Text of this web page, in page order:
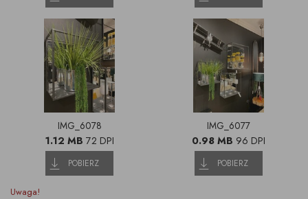
IMG_6078
1.12 MB 72 DPI
POBIERZ
IMG_6077
0.98 MB 96 DPI
POBIERZ
Uwaga!